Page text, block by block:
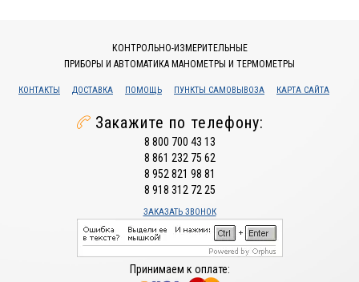
КОНТРОЛЬНО-ИЗМЕРИТЕЛЬНЫЕ
ПРИБОРЫ И АВТОМАТИКА МАНОМЕТРЫ И ТЕРМОМЕТРЫ
КОНТАКТЫ ДОСТАВКА ПОМОЩЬ ПУНКТЫ САМОВЫВОЗА КАРТА САЙТА
Закажите по телефону:
8 800 700 43 13
8 861 232 75 62
8 952 821 98 81
8 918 312 72 25
ЗАКАЗАТЬ ЗВОНОК
Принимаем к оплате: